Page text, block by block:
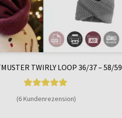
TWIRLY LOOP 36/37 – 58/59
(6 Kundenrezension)